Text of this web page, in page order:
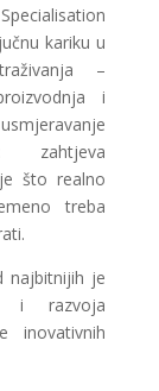
kariku u
–
i
zahtjeva
što realno
treba
najbitnijih je
i razvoja
inovativnih